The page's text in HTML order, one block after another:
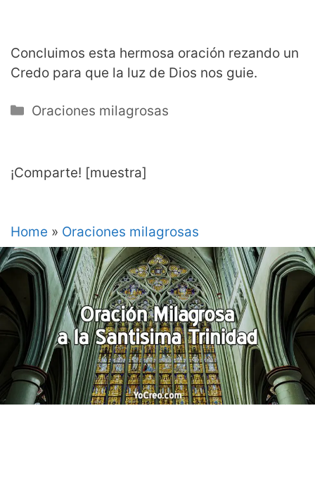
Concluimos esta hermosa oración rezando un
Credo para que la luz de Dios nos guie.
Categorías
Oraciones milagrosas
¡Comparte! [muestra]
Home » Oraciones milagrosas